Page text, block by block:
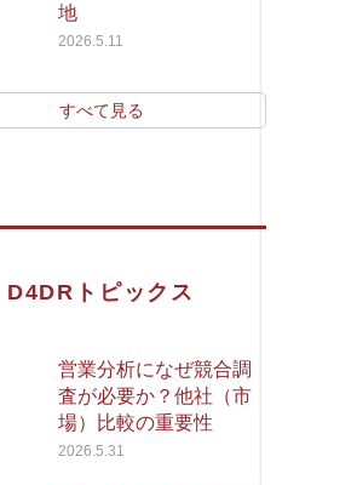
地
2026.5.11
すべて見る
D4DRトピックス
営業分析になぜ競合調
査が必要か？他社（市
場）比較の重要性
2026.5.31